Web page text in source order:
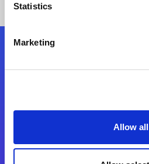
Statistics
Marketing
Allow all
today
Kontaktieren Sie